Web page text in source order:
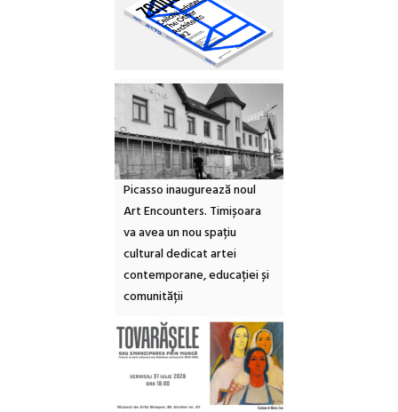
Picasso inaugurează noul
Art Encounters. Timișoara
va avea un nou spațiu
cultural dedicat artei
contemporane, educației și
comunității